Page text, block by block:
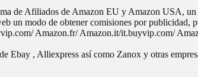
de Afiliados de Amazon EU y Amazon USA,
un modo de obtener comisiones por publicidad,
Amazon.fr/ Amazon.it/it.buyvip.com/
Ebay , Alliexpress así como Zanox y otras